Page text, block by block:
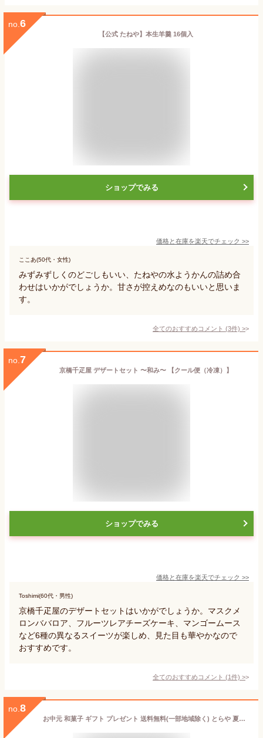
no. 6
【公式 たねや】本生羊羹 16個入
ショップでみる
価格と在庫を楽天でチェック >>
ここあ(50代・女性)
みずみずしくのどごしもいい、たねやの水ようかんの詰め合
わせはいかがでしょうか。甘さが控えめなのもいいと思いま
す。
全てのおすすめコメント (3件) >
no. 7
京橋千疋屋 デザートセット 〜和み〜 【クール便（冷凍）】
ショップでみる
価格と在庫を楽天でチェック >>
Toshimi(60代・男性)
京橋千疋屋のデザートセットはいかがでしょうか。マスクメ
ロンババロア、フルーツレアチーズケーキ、マンゴームース
など6種の異なるスイーツが楽しめ、見た目も華やかなので
おすすめです。
全てのおすすめコメント (1件) >
no. 8
お中元 和菓子 ギフト プレゼント 送料無料(一部地域除く) とらや 夏パッケージ小形羊羹16本入 NK16